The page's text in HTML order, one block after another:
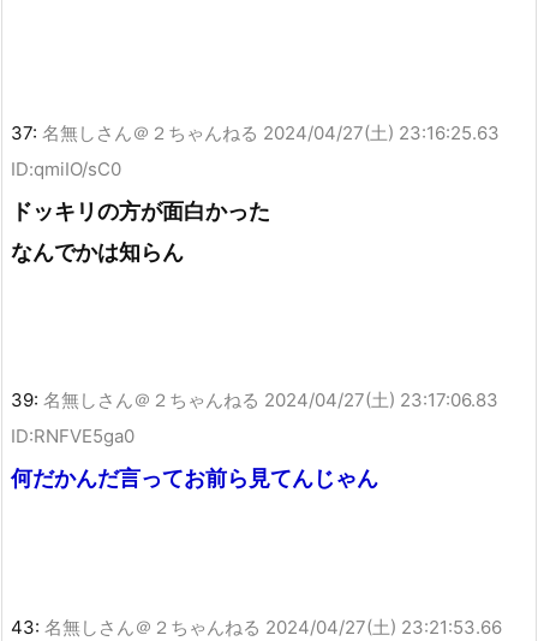
37: 名無しさん＠２ちゃんねる 2024/04/27(土) 23:16:25.63
ID:qmiIO/sC0
ドッキリの方が面白かった
なんでかは知らん
39: 名無しさん＠２ちゃんねる 2024/04/27(土) 23:17:06.83
ID:RNFVE5ga0
何だかんだ言ってお前ら見てんじゃん
43: 名無しさん＠２ちゃんねる 2024/04/27(土) 23:21:53.66